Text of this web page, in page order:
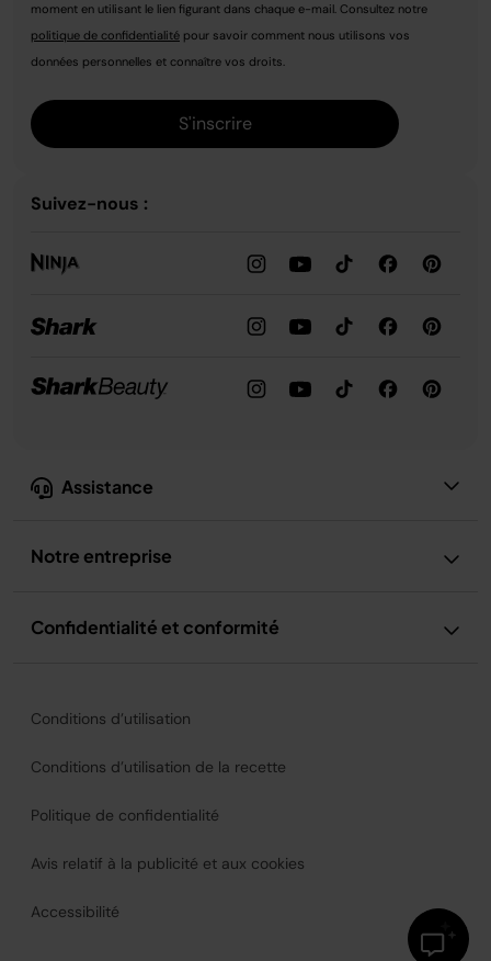
Assistance
Notre entreprise
Confidentialité et conformité
moment en utilisant le lien figurant dans chaque e-mail. Consultez notre
politique de confidentialité pour savoir comment nous utilisons vos
données personnelles et connaître vos droits.
S'inscrire
Suivez-nous :
Conditions d’utilisation
Conditions d’utilisation de la recette
Politique de confidentialité
Avis relatif à la publicité et aux cookies
Accessibilité